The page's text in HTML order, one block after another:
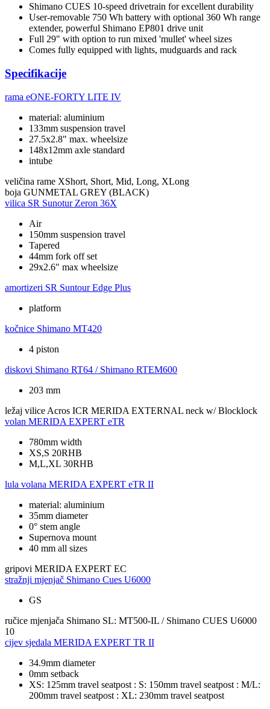
Shimano CUES 10-speed drivetrain for excellent durability
User-removable 750 Wh battery with optional 360 Wh range
extender, powerful Shimano EP801 drive unit
Full 29" with option to run mixed 'mullet' wheel sizes
Comes fully equipped with lights, mudguards and rack
Specifikacije
rama eONE-FORTY LITE IV
material: aluminium
133mm suspension travel
27.5x2.8" max. wheelsize
148x12mm axle standard
intube
veličina rame XShort, Short, Mid, Long, XLong
boja GUNMETAL GREY (BLACK)
vilica SR Sunotur Zeron 36X
Air
150mm suspension travel
Tapered
44mm fork off set
29x2.6" max wheelsize
amortizeri SR Suntour Edge Plus
platform
kočnice Shimano MT420
4 piston
diskovi Shimano RT64 / Shimano RTEM600
203 mm
ležaj vilice Acros ICR MERIDA EXTERNAL neck w/ Blocklock
volan MERIDA EXPERT eTR
780mm width
XS,S 20RHB
M,L,XL 30RHB
lula volana MERIDA EXPERT eTR II
material: aluminium
35mm diameter
0° stem angle
Supernova mount
40 mm all sizes
gripovi MERIDA EXPERT EC
stražnji mjenjač Shimano Cues U6000
GS
ručice mjenjača Shimano SL: MT500-IL / Shimano CUES U6000
10
cijev sjedala MERIDA EXPERT TR II
34.9mm diameter
0mm setback
XS: 125mm travel seatpost : S: 150mm travel seatpost : M/L:
200mm travel seatpost : XL: 230mm travel seatpost